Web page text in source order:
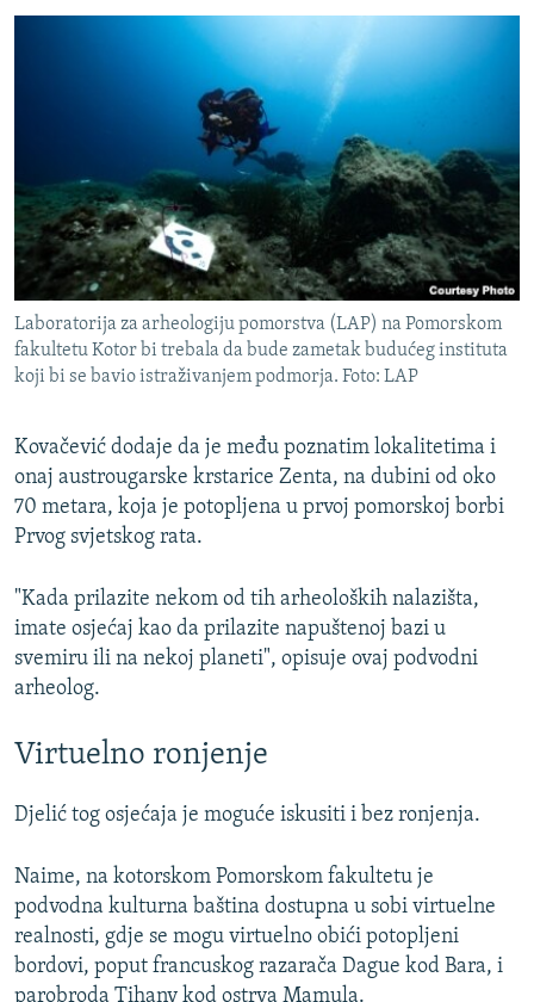
Laboratorija za arheologiju pomorstva (LAP) na Pomorskom
fakultetu Kotor bi trebala da bude zametak budućeg instituta
koji bi se bavio istraživanjem podmorja. Foto: LAP
Kovačević dodaje da je među poznatim lokalitetima i
onaj austrougarske krstarice Zenta, na dubini od oko
70 metara, koja je potopljena u prvoj pomorskoj borbi
Prvog svjetskog rata.
"Kada prilazite nekom od tih arheoloških nalazišta,
imate osjećaj kao da prilazite napuštenoj bazi u
svemiru ili na nekoj planeti", opisuje ovaj podvodni
arheolog.
Virtuelno ronjenje
Djelić tog osjećaja je moguće iskusiti i bez ronjenja.
Naime, na kotorskom Pomorskom fakultetu je
podvodna kulturna baština dostupna u sobi virtuelne
realnosti, gdje se mogu virtuelno obići potopljeni
bordovi, poput francuskog razarača Dague kod Bara, i
parobroda Tihany kod ostrva Mamula.